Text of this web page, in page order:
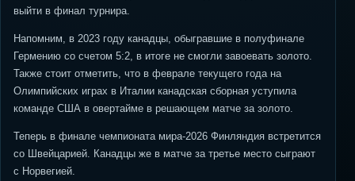
выйти в финал турнира.
Напомним, в 2023 году канадцы, обыгравшие в полуфинале
Гермению со счетом 5:2, в итоге не смогли завоевать золото.
Также стоит отметить, что в феврале текущего года на
Олимпийских играх в Италии канадская сборная уступила
команде США в овертайме в решающем матче за золото.
Теперь в финале чемпионата мира-2026 Финляндия встретится
со Швейцарией. Канадцы же в матче за третье место сыграют
с Норвегией.